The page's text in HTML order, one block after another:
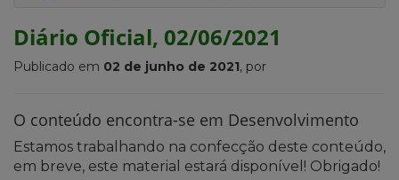
Diário Oficial, 02/06/2021
Publicado em 02 de junho de 2021, por
O conteúdo encontra-se em Desenvolvimento
Estamos trabalhando na confecção deste conteúdo,
em breve, este material estará disponível! Obrigado!